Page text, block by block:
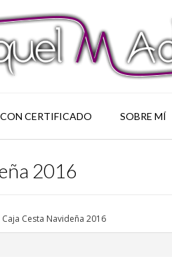
CERTIFICADO SOBRE MÍ
2016
Cesta Navideña 2016